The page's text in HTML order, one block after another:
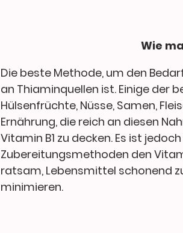
Wie
Die beste Methode, um den
an Thiaminquellen ist. Einige der
Hülsenfrüchte, Nüsse, Samen,
Ernährung, die reich an diesen
Vitamin B1 zu decken. Es ist
Zubereitungsmethoden den
ratsam, Lebensmittel schonend
minimieren.